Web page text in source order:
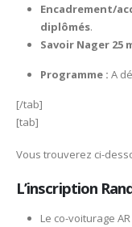
Encadrement/
diplômés.
Savoir Nager 25
Programme: A
[/tab]
[tab]
Vous trouverez ci-
L’inscription
Le co-voiturage